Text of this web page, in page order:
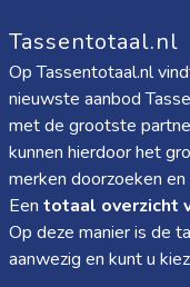
Tassentotaal.nl
Op Tassentotaal.nl
nieuwste aanbod
met de grootste
kunnen hierdoor het
merken doorzoeken en
Een totaal overzicht
Op deze manier is de
aanwezig en kunt u